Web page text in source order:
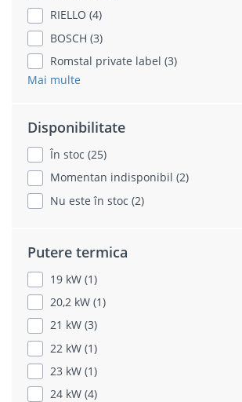
RIELLO (4)
BOSCH (3)
Romstal private label (3)
Mai multe
Disponibilitate
În stoc (25)
Momentan indisponibil (2)
Nu este în stoc (2)
Putere termica
19 kW (1)
20,2 kW (1)
21 kW (3)
22 kW (1)
23 kW (1)
24 kW (4)